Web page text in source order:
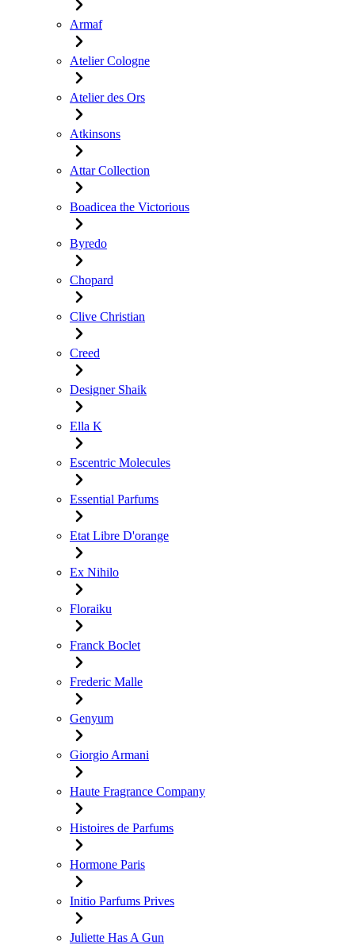
Armaf
Atelier Cologne
Atelier des Ors
Atkinsons
Attar Collection
Boadicea the Victorious
Byredo
Chopard
Clive Christian
Creed
Designer Shaik
Ella K
Escentric Molecules
Essential Parfums
Etat Libre D'orange
Ex Nihilo
Floraiku
Franck Boclet
Frederic Malle
Genyum
Giorgio Armani
Haute Fragrance Company
Histoires de Parfums
Hormone Paris
Initio Parfums Prives
Juliette Has A Gun